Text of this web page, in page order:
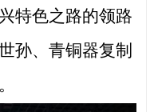
特色之路的领路
孙、青铜器复制